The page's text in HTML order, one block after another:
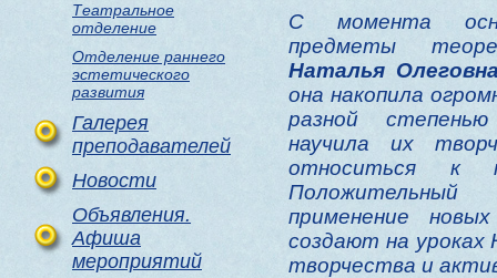
Театральное
отделение
Отделение раннего
эстетического
развития
Галерея
преподавателей
Новости
Объявления.
Афиша
мероприятий
С момента
предметы
Наталья
она накопила
разной
научила их
относиться к
Положительный
применение
создают на
творчества и